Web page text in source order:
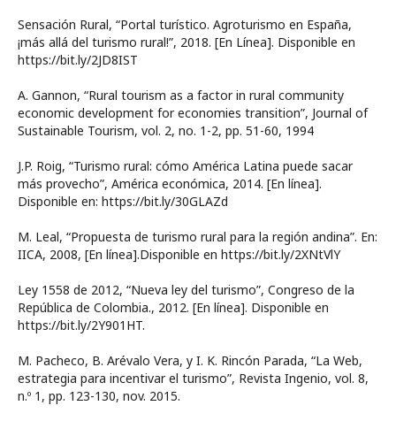
Sensación Rural, “Portal turístico. Agroturismo en España,
¡más allá del turismo rural!”, 2018. [En Línea]. Disponible en
https://bit.ly/2JD8IST
A. Gannon, “Rural tourism as a factor in rural community
economic development for economies transition”, Journal of
Sustainable Tourism, vol. 2, no. 1-2, pp. 51-60, 1994
J.P. Roig, “Turismo rural: cómo América Latina puede sacar
más provecho”, América económica, 2014. [En línea].
Disponible en: https://bit.ly/30GLAZd
M. Leal, “Propuesta de turismo rural para la región andina”. En:
IICA, 2008, [En línea].Disponible en https://bit.ly/2XNtVlY
Ley 1558 de 2012, “Nueva ley del turismo”, Congreso de la
República de Colombia., 2012. [En línea]. Disponible en
https://bit.ly/2Y901HT.
M. Pacheco, B. Arévalo Vera, y I. K. Rincón Parada, “La Web,
estrategia para incentivar el turismo”, Revista Ingenio, vol. 8,
n.º 1, pp. 123-130, nov. 2015.